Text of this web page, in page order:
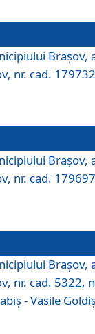
Braşov,
nr. cad.
Braşov,
nr. cad.
Braşov,
nr. cad. 5322,
- Vasile